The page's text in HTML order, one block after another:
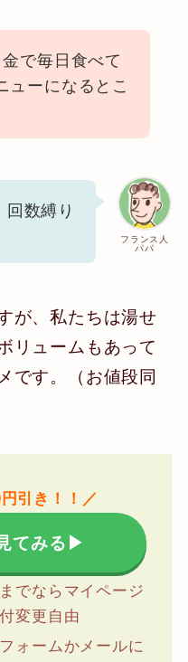
で毎日食べて
ューになるとこ
フランス人
パパ
数縛り
が、私たちは湯せ
リュームもあって
です。（お値段同
引き！！／
てみる▶
でならマイページ
変更自由
ォームかメールに